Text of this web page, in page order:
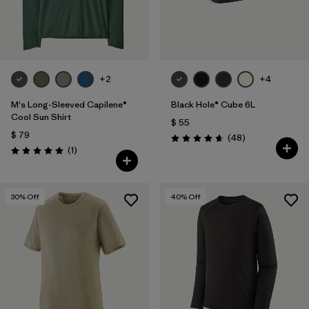
+2
M's Long-Sleeved Capilene®
Cool Sun Shirt
$ 79
Valoración: 5.0 / 5
(1Comentarios
)
+4
Black Hole® Cube 6L
$ 55
Valoración: 4.7 / 5
(48Comentarios
)
30% Off 40% Off